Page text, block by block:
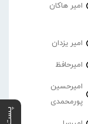
امیر هاکان
امیر یزدان
امیرحافظ
امیرحسین
پورمحمدی